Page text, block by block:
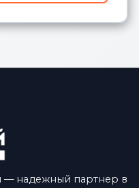
надежный партнер в